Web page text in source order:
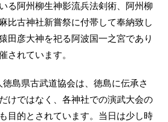
る阿州柳生神影流兵法剣術、阿州柳
比古神社新嘗祭に付帯して奉納致し
田彦大神を祀る阿波国一之宮であり
されています。
島県古武道協会は、徳島に伝承さ
けではなく、各神社での演武大会の
目的とされています。当日は少し時